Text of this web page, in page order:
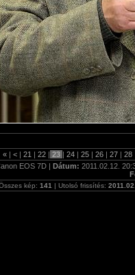
« | < | 21 | 22 | 23 | 24 | 25 | 26 | 27 | 28
EOS 7D | Dátum: 2011.02.12.
kép: 141 | Utolsó frissítés: